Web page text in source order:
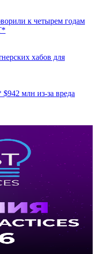
к четырем годам
хабов для
млн из-за вреда